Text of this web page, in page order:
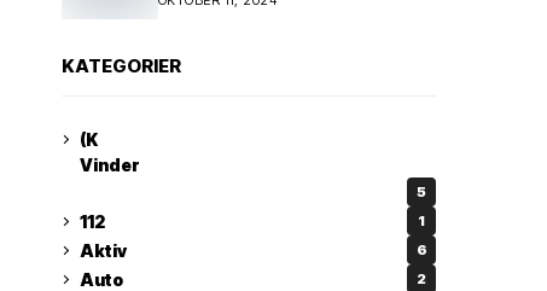
Kunst og kreativitet i
kunstnerpar repræsenteres
KATEGORIER
(K
Vinder
5
112 1
Aktiv 6
Auto 2